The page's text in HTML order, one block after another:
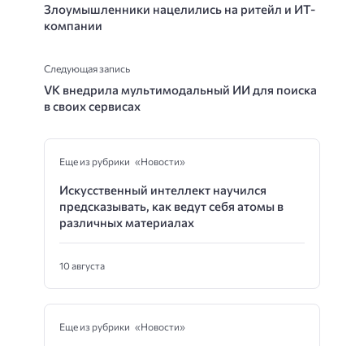
Злоумышленники нацелились на ритейл и ИТ-
компании
Следующая запись
VK внедрила мультимодальный ИИ для поиска
в своих сервисах
Еще из рубрики «Новости»
Искусственный интеллект научился
предсказывать, как ведут себя атомы в
различных материалах
10 августа
Еще из рубрики «Новости»